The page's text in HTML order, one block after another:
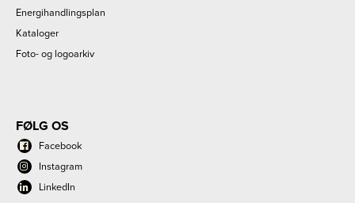
Energihandlingsplan
Kataloger
Foto- og logoarkiv
FØLG OS
Facebook
Instagram
LinkedIn